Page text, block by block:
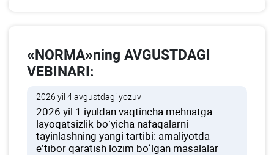
«NORMA»ning AVGUSTDAGI
VEBINARI:
2026 yil 4 avgustdagi yozuv
2026 yil 1 iyuldan vaqtincha mehnatga
layoqatsizlik boʻyicha nafaqalarni
tayinlashning yangi tartibi: amaliyotda
e’tibor qaratish lozim boʻlgan masalalar